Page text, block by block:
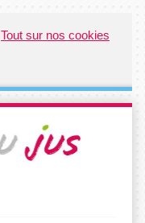
Tout sur nos cookies